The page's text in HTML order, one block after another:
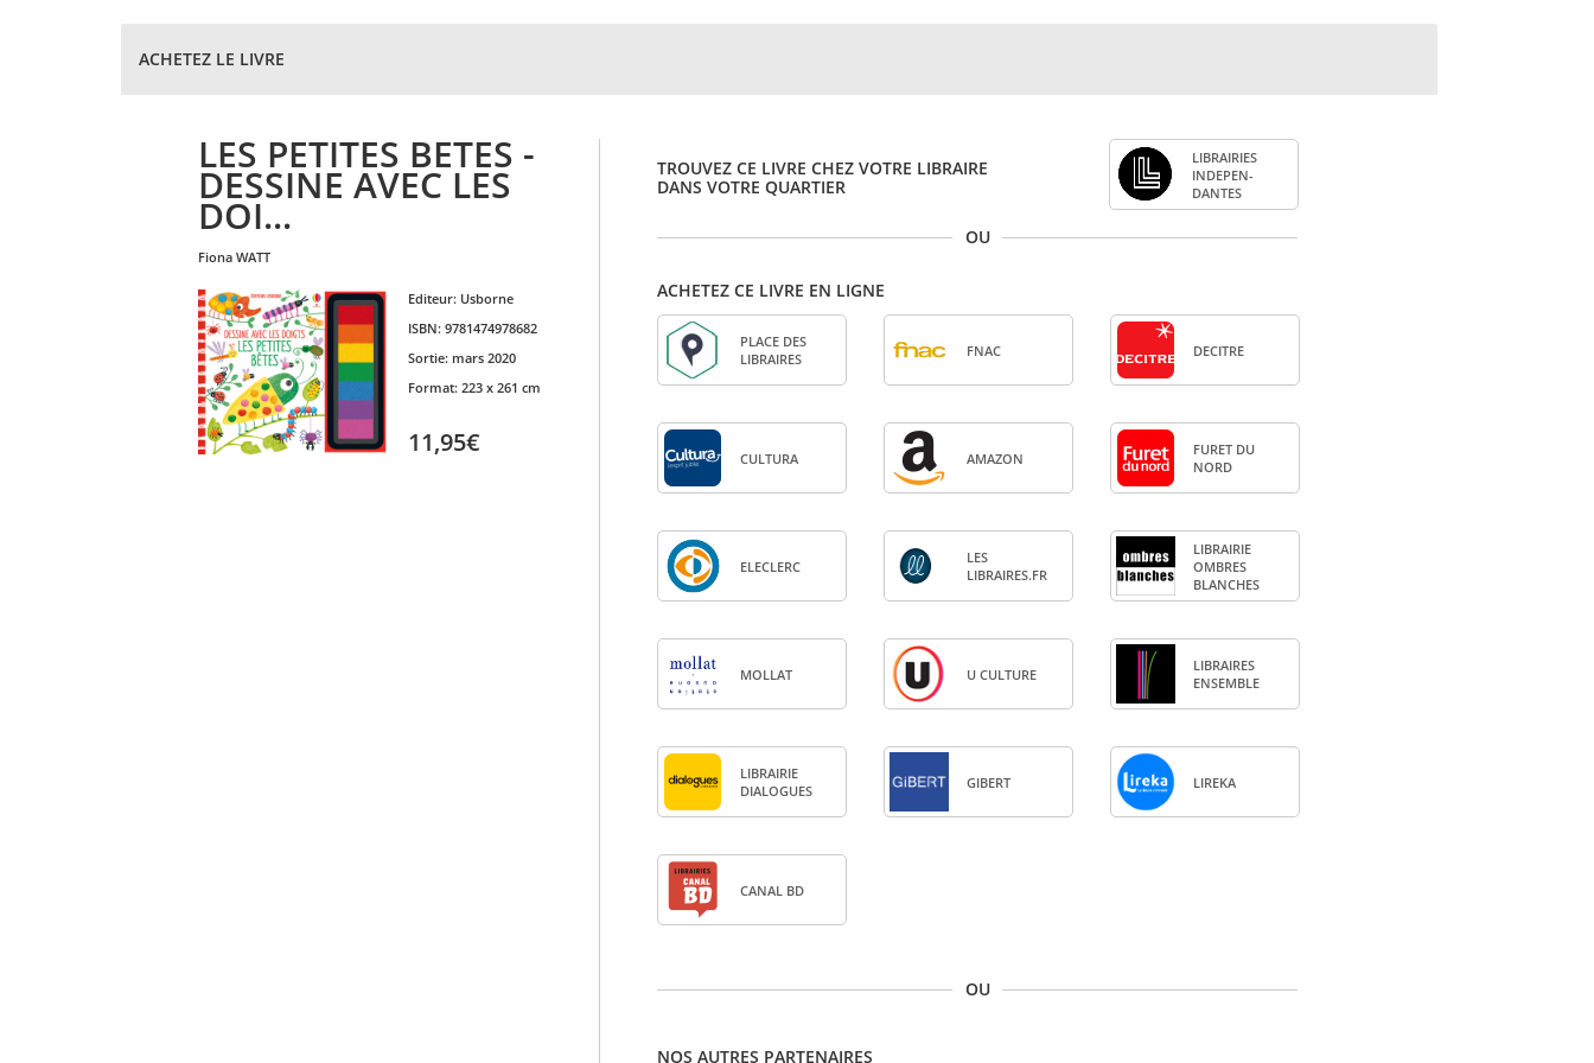
ACHETEZ LE LIVRE
LES PETITES BETES -
DESSINE AVEC LES
DOI...
fiona WATT
Editeur: Usborne
ISBN: 9781474978682
Sortie: mars 2020
Format: 223 x 261 cm
11,95€
TROUVEZ CE LIVRE CHEZ VOTRE LIBRAIRE
DANS VOTRE QUARTIER
LIBRAI­RIES
INDE­PEN­
DANTES
OU
ACHETEZ CE LIVRE EN LIGNE
PLACE DES
LIBRAIRES
FNAC DECITRE
CULTURA AMA­ZON
FURET DU
NORD
ELE­CLERC
LES
LIBRAIRES.FR
LIBRAI­RIE
OMBRES
BLANCHES
MOL­LAT U CULTURE
LIBRAIRES
ENSEMBLE
LIBRAI­RIE
DIA­LOGUES
GIBERT LIREKA
CANAL BD
OU
NOS AUTRES PARTENAIRES